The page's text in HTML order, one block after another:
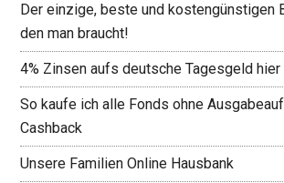
Der einzige, beste und kostengünstigen
den man braucht!
4% Zinsen aufs deutsche Tagesgeld hier
So kaufe ich alle Fonds ohne
Cashback
Unsere Familien Online Hausbank